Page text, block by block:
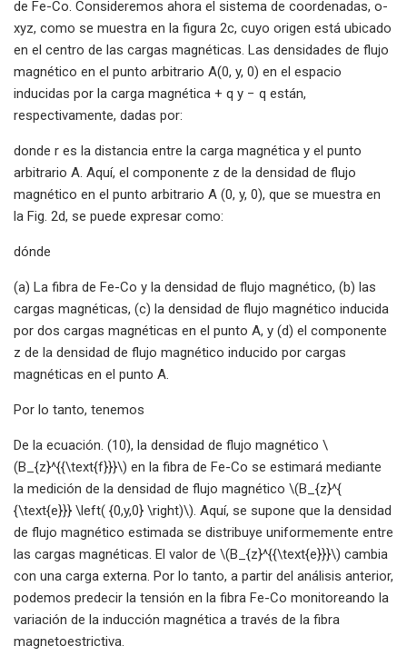
de Fe-Co. Consideremos ahora el sistema de coordenadas, o-
xyz, como se muestra en la figura 2c, cuyo origen está ubicado
en el centro de las cargas magnéticas. Las densidades de flujo
magnético en el punto arbitrario A(0, y, 0) en el espacio
inducidas por la carga magnética + q y − q están,
respectivamente, dadas por:
donde r es la distancia entre la carga magnética y el punto
arbitrario A. Aquí, el componente z de la densidad de flujo
magnético en el punto arbitrario A (0, y, 0), que se muestra en
la Fig. 2d, se puede expresar como:
dónde
(a) La fibra de Fe-Co y la densidad de flujo magnético, (b) las
cargas magnéticas, (c) la densidad de flujo magnético inducida
por dos cargas magnéticas en el punto A, y (d) el componente
z de la densidad de flujo magnético inducido por cargas
magnéticas en el punto A.
Por lo tanto, tenemos
De la ecuación. (10), la densidad de flujo magnético \
(B_{z}^{{\text{f}}}\) en la fibra de Fe-Co se estimará mediante
la medición de la densidad de flujo magnético \(B_{z}^{
{\text{e}}} \left( {0,y,0} \right)\). Aquí, se supone que la densidad
de flujo magnético estimada se distribuye uniformemente entre
las cargas magnéticas. El valor de \(B_{z}^{{\text{e}}}\) cambia
con una carga externa. Por lo tanto, a partir del análisis anterior,
podemos predecir la tensión en la fibra Fe-Co monitoreando la
variación de la inducción magnética a través de la fibra
magnetoestrictiva.